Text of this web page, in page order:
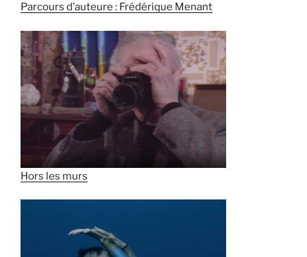
Parcours d’auteure : Frédérique Menant
Hors les murs